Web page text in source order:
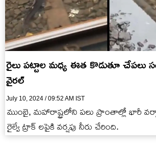
రైలు పట్టాల మధ్య ఈత కొడుతూ
వైరల్
July 10, 2024 / 09:52 AM IST
ముంబై, మహారాష్ట్రలోని పలు ప్రాంతాల్లో భారీ
రైల్వే ట్రాక్ లపైకి వర్షపు నీరు చేరింది.